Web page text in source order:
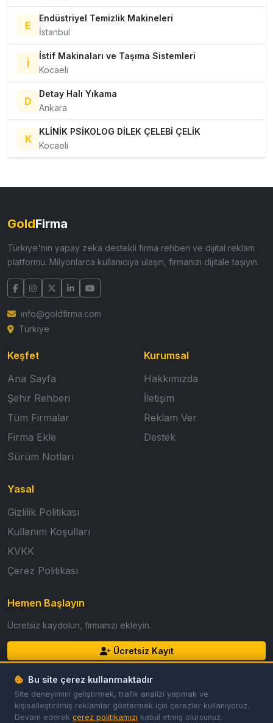
E
Endüstriyel Temizlik Makineleri
İstanbul
İ
İstif Makinaları ve Taşıma Sistemleri
Kocaeli
D
Detay Halı Yıkama
Ankara
K
KLİNİK PSİKOLOG DİLEK ÇELEBİ ÇELİK
Kocaeli
GoldFirma
Türkiye'nin yapay zeka destekli firma rehberi ve dijital reklam
platformu. Milyonlarca kullanıcıya ulaşın, firmanızı dijitale taşıyın.
info@goldfirma.com
Türkiye
Keşfet
Ana Sayfa
Şehir Rehberi
Tüm Firmalar
Firma Ekle
Sürüm Notları
Kurumsal
Hakkımızda
İletişim
Reklam Ver
Destek
Yasal
Gizlilik Politikası
Kullanım Koşulları
KVKK
Çerez Politikası
Hemen Başlayın
Ücretsiz kaydolun, firmanızı ekleyin.
Ücretsiz Kayıt
Giriş Yap
© 2026 GoldFirma. Tüm hakları saklıdır.
Bu site çerez kullanmaktadır
Site deneyimini geliştirmek, trafik analizi yapmak ve
kişiselleştirilmiş reklamlar göstermek için çerezler kullanıyoruz.
Devam ederek çerez politikamızı kabul etmiş olursunuz.